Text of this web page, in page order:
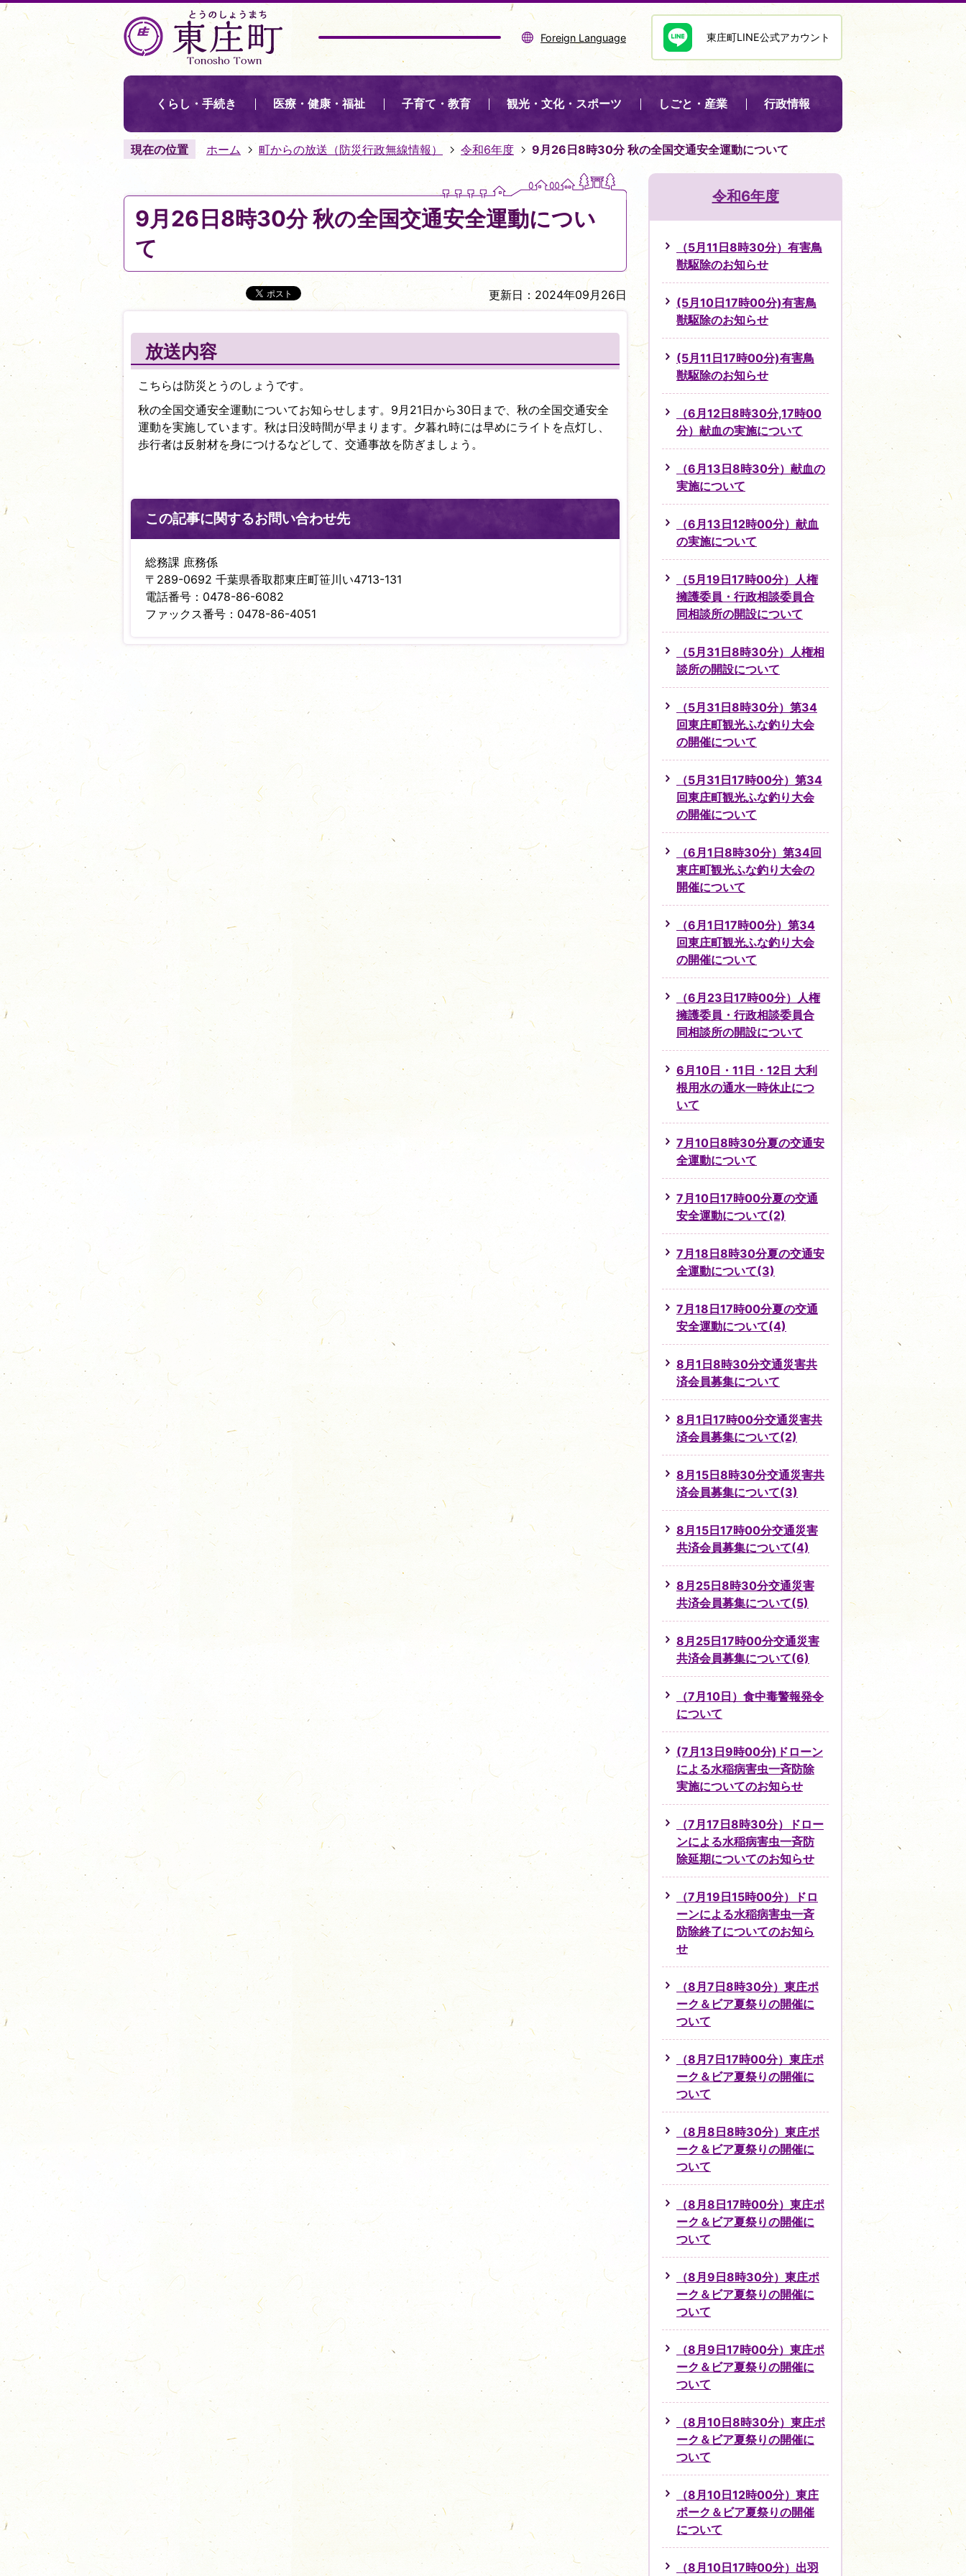
Foreign Language 東庄町LINE公式アカウント
くらし・手続き 医療・健康・福祉 子育て・教育 観光・文化・スポーツ しごと・産業 行政情報
現在の位置 ホーム 町からの放送（防災行政無線情報） 令和6年度 9月26日8時30分 秋の全国交通安全運動について
9月26日8時30分 秋の全国交通安全運動につい
て
更新日：2024年09月26日
放送内容
こちらは防災とうのしょうです。
秋の全国交通安全運動についてお知らせします。9月21日から30日まで、秋の全国交通安全
運動を実施しています。秋は日没時間が早まります。夕暮れ時には早めにライトを点灯し、
歩行者は反射材を身につけるなどして、交通事故を防ぎましょう。
この記事に関するお問い合わせ先
総務課 庶務係
〒289-0692 千葉県香取郡東庄町笹川い4713-131
電話番号：0478-86-6082
ファックス番号：0478-86-4051
令和6年度
（5月11日8時30分）有害鳥
獣駆除のお知らせ
(5月10日17時00分)有害鳥
獣駆除のお知らせ
(5月11日17時00分)有害鳥
獣駆除のお知らせ
（6月12日8時30分,17時00
分）献血の実施について
（6月13日8時30分）献血の
実施について
（6月13日12時00分）献血
の実施について
（5月19日17時00分）人権
擁護委員・行政相談委員合
同相談所の開設について
（5月31日8時30分）人権相
談所の開設について
（5月31日8時30分）第34
回東庄町観光ふな釣り大会
の開催について
（5月31日17時00分）第34
回東庄町観光ふな釣り大会
の開催について
（6月1日8時30分）第34回
東庄町観光ふな釣り大会の
開催について
（6月1日17時00分）第34
回東庄町観光ふな釣り大会
の開催について
（6月23日17時00分）人権
擁護委員・行政相談委員合
同相談所の開設について
6月10日・11日・12日 大利
根用水の通水一時休止につ
いて
7月10日8時30分夏の交通安
全運動について
7月10日17時00分夏の交通
安全運動について(2)
7月18日8時30分夏の交通安
全運動について(3)
7月18日17時00分夏の交通
安全運動について(4)
8月1日8時30分交通災害共
済会員募集について
8月1日17時00分交通災害共
済会員募集について(2)
8月15日8時30分交通災害共
済会員募集について(3)
8月15日17時00分交通災害
共済会員募集について(4)
8月25日8時30分交通災害
共済会員募集について(5)
8月25日17時00分交通災害
共済会員募集について(6)
（7月10日）食中毒警報発令
について
(7月13日9時00分)ドローン
による水稲病害虫一斉防除
実施についてのお知らせ
（7月17日8時30分）ドロー
ンによる水稲病害虫一斉防
除延期についてのお知らせ
（7月19日15時00分）ドロ
ーンによる水稲病害虫一斉
防除終了についてのお知ら
せ
（8月7日8時30分）東庄ポ
ーク＆ビア夏祭りの開催に
ついて
（8月7日17時00分）東庄ポ
ーク＆ビア夏祭りの開催に
ついて
（8月8日8時30分）東庄ポ
ーク＆ビア夏祭りの開催に
ついて
（8月8日17時00分）東庄ポ
ーク＆ビア夏祭りの開催に
ついて
（8月9日8時30分）東庄ポ
ーク＆ビア夏祭りの開催に
ついて
（8月9日17時00分）東庄ポ
ーク＆ビア夏祭りの開催に
ついて
（8月10日8時30分）東庄ポ
ーク＆ビア夏祭りの開催に
ついて
（8月10日12時00分）東庄
ポーク＆ビア夏祭りの開催
について
（8月10日17時00分）出羽